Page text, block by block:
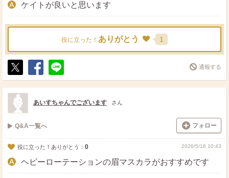
ケイトが良いと思います
役に立った！ ありがとう 1
ポ
ス
ト
シ
ェ
送
る
通報する
あいすちゃんでございます さん
Q&A一覧へ フォロー
役に立った！ありがとう： 0 2026/5/18 10:43
ヘビーローテーションの眉マスカラがおすすめです